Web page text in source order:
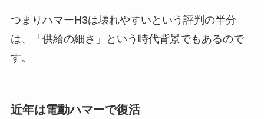
つまりハマーH3は壊れやすいという評判の半分
は、「供給の細さ」という時代背景でもあるので
す。
近年は電動ハマーで復活